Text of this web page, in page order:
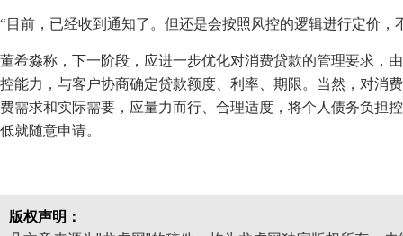
“目前，已经收到通知了。但还是会按照风控的逻辑进行定价
董希淼称，下一阶段，应进一步优化对消费贷款的管理要求，
控能力，与客户协商确定贷款额度、利率、期限。当然，对消
费需求和实际需要，应量力而行、合理适度，将个人债务负担
低就随意申请。
版权声明：